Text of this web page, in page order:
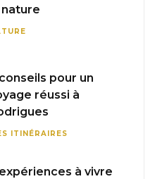
nature
pour un
réussi à
ITINÉRAIRES
à vivre